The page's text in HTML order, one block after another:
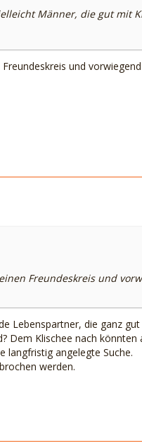
Männer, die gut mit
und
Freundeskreis und
Lebenspartner, die ganz
Dem Klischee nach
langfristig angelegte Suche.
werden.